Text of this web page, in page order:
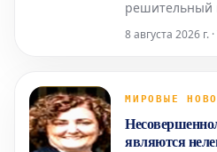
решительный
ультиматум
на
испанское
8 августа 2026
МИРОВЫЕ
являются